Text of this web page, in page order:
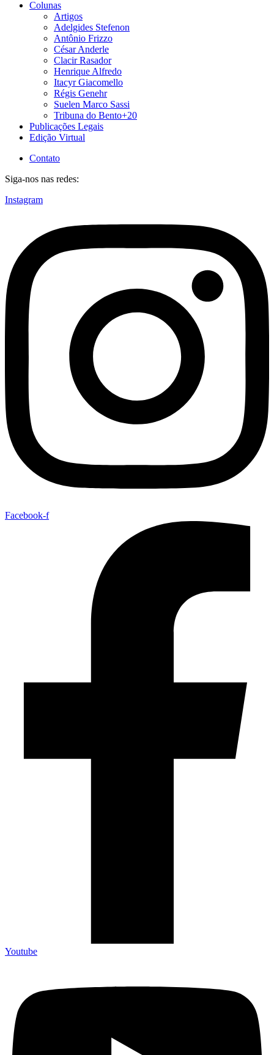
Colunas
Artigos
Adelgides Stefenon
Antônio Frizzo
César Anderle
Clacir Rasador
Henrique Alfredo
Itacyr Giacomello
Régis Genehr
Suelen Marco Sassi
Tribuna do Bento+20
Publicações Legais
Edição Virtual
Contato
Siga-nos nas redes:
Instagram
Facebook-f
Youtube